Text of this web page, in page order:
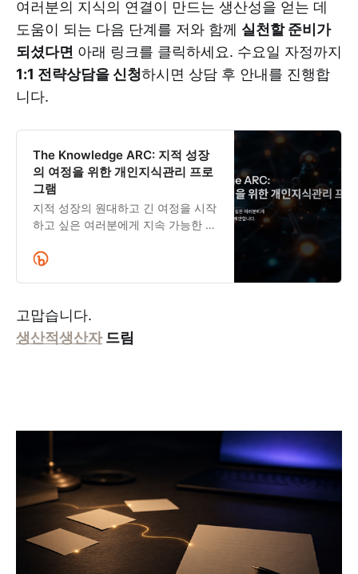
여러분의 지식의 연결이 만드는 생산성을 얻는 데
도움이 되는 다음 단계를 저와 함께 실천할 준비가
되셨다면 아래 링크를 클릭하세요. 수요일 자정까지
1:1 전략상담을 신청하시면 상담 후 안내를 진행합
니다.
The Knowledge ARC: 지적 성장
의 여정을 위한 개인지식관리 프로
그램
지적 성장의 원대하고 긴 여정을 시작
하고 싶은 여러분에게 지속 가능한 개
다. 1:1 전략상담 신청하기
고맙습니다.
생산적생산자드림